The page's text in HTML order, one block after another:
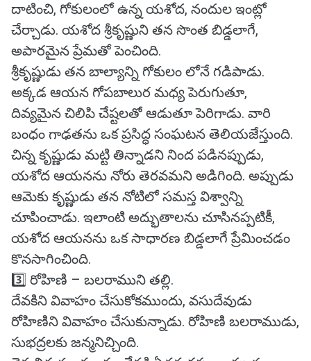
దాటించి, గోకులంలో ఉన్న యశోద, నందుల ఇంట్లో
చేర్చాడు. యశోద శ్రీకృష్ణుని తన సొంత బిడ్డలాగే,
అపారమైన ప్రేమతో పెంచింది.
శ్రీకృష్ణుడు తన బాల్యాన్ని గోకులం లోనే గడిపాడు.
అక్కడ ఆయన గోపబాలుర మధ్య పెరుగుతూ,
దివ్యమైన చిలిపి చేష్టలతో ఆడుతూ పెరిగాడు. వారి
బంధం గాఢతను ఒక ప్రసిద్ధ సంఘటన తెలియజేస్తుంది.
చిన్న కృష్ణుడు మట్టి తిన్నాడని నింద పడినప్పుడు,
యశోద ఆయనను నోరు తెరవమని అడిగింది. అప్పుడు
ఆమెకు కృష్ణుడు తన నోటిలో సమస్త విశ్వాన్ని
చూపించాడు. ఇలాంటి అద్భుతాలను చూసినప్పటికీ,
యశోద ఆయనను ఒక సాధారణ బిడ్డలాగే ప్రేమించడం
కొనసాగించింది.
3️⃣ రోహిణి – బలరాముని తల్లి.
దేవకిని వివాహం చేసుకోకముందు, వసుదేవుడు
రోహిణిని వివాహం చేసుకున్నాడు. రోహిణి బలరాముడు,
సుభద్రలకు జన్మనిచ్చింది.